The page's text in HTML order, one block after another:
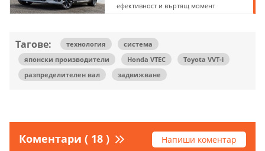
ефективност и въртящ момент
Тагове: технология
система
японски производители
Honda VTEC
Toyota VVT-i
разпределителен вал
задвижване
Коментари ( 18 ) Напиши коментар